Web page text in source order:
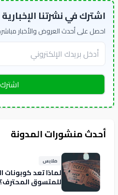
اشترك في نشرتنا الإخبارية
احصل على أحدث العروض والأخبار
اشترك
أحدث منشورات المدونة
ملابس
لماذا تعد
للمتسوق المحترف؟